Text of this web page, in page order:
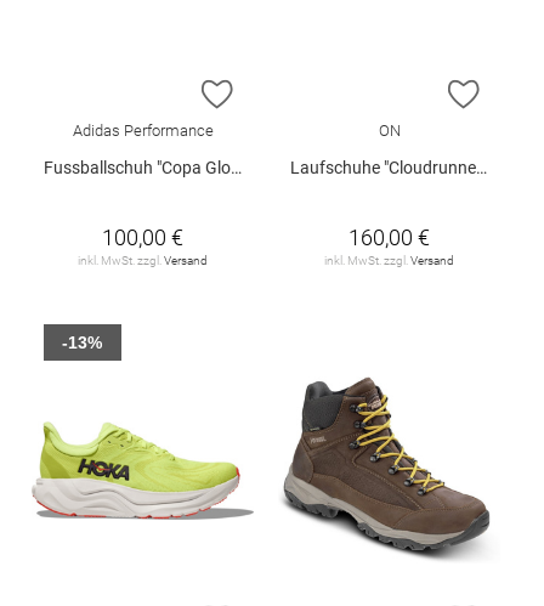
ZUR WUNSCHLISTE HINZUFÜGEN
Adidas Performance
Fussballschuh "Copa Gloro 2 SG"
100,00 €
inkl. MwSt. zzgl. Versand
ZUR
ON
Laufschuhe "Cloudrunner 3"
160,00 €
inkl. MwSt. zzgl. Versand
-13%